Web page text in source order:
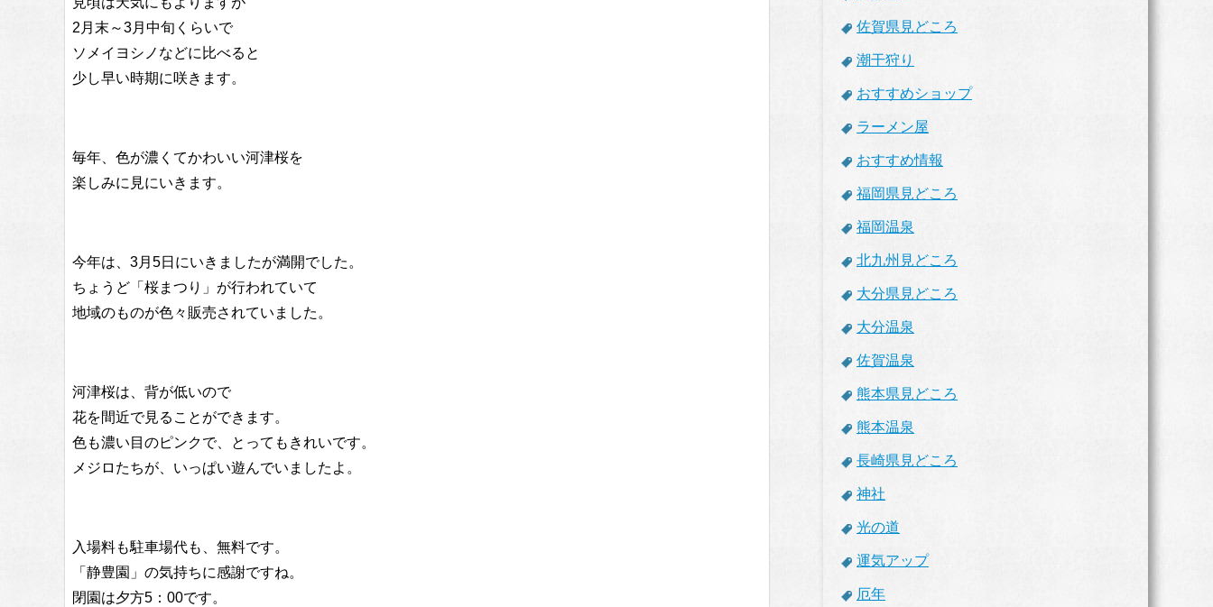
2月末～3月中旬くらいで
ソメイヨシノなどに比べると
少し早い時期に咲きます。
毎年、色が濃くてかわいい河津桜を
楽しみに見にいきます。
今年は、3月5日にいきましたが満開でした。
ちょうど「桜まつり」が行われていて
地域のものが色々販売されていました。
河津桜は、背が低いので
花を間近で見ることができます。
色も濃い目のピンクで、とってもきれいです。
メジロたちが、いっぱい遊んでいましたよ。
入場料も駐車場代も、無料です。
「静豊園」の気持ちに感謝ですね。
閉園は夕方5：00です。
佐賀県見どころ
潮干狩り
おすすめショップ
ラーメン屋
おすすめ情報
福岡県見どころ
福岡温泉
北九州見どころ
大分県見どころ
大分温泉
佐賀温泉
熊本県見どころ
熊本温泉
長崎県見どころ
神社
光の道
運気アップ
厄年